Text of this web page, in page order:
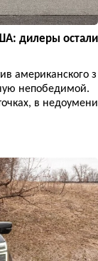
дилеры остали
американского з
непобедимой.
в недоумени